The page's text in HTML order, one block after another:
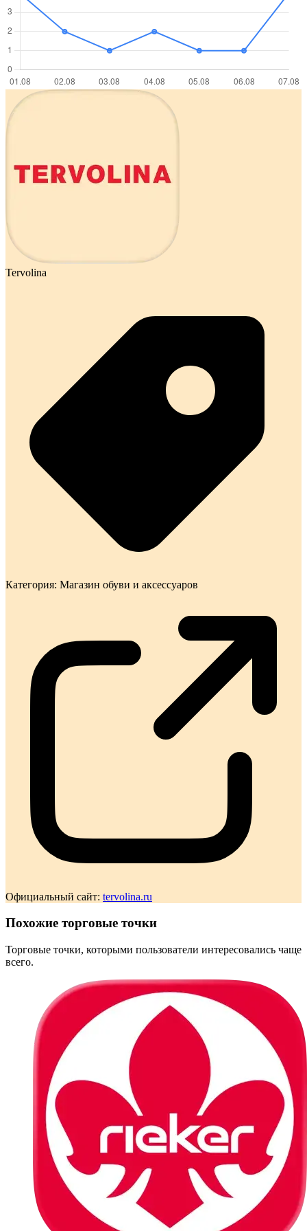
Tervolina
Категория: Магазин обуви и аксессуаров
Официальный сайт: tervolina.ru
Похожие торговые точки
Торговые точки, которыми пользователи интересовались чаще
всего.